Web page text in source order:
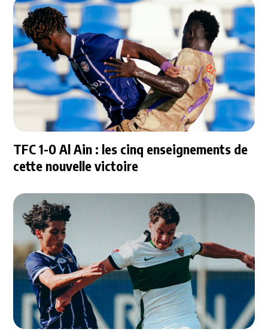
TFC 1-0 Al Ain : les cinq enseignements de
cette nouvelle victoire